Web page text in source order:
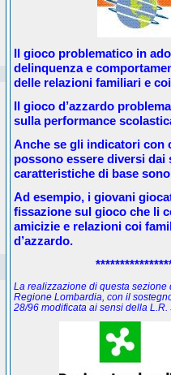
Il gioco problematico in
delinquenza e
delle relazioni familiari e
Il gioco d’azzardo
sulla performance
Anche se gli indicatori con
possono essere diversi
caratteristiche di base
Ad esempio, i giovani
fissazione sul gioco che li
amicizie e relazioni coi
d’azzardo.
La realizzazione di questa sezione
Regione Lombardia, con il
28/96 modificata ai sensi della